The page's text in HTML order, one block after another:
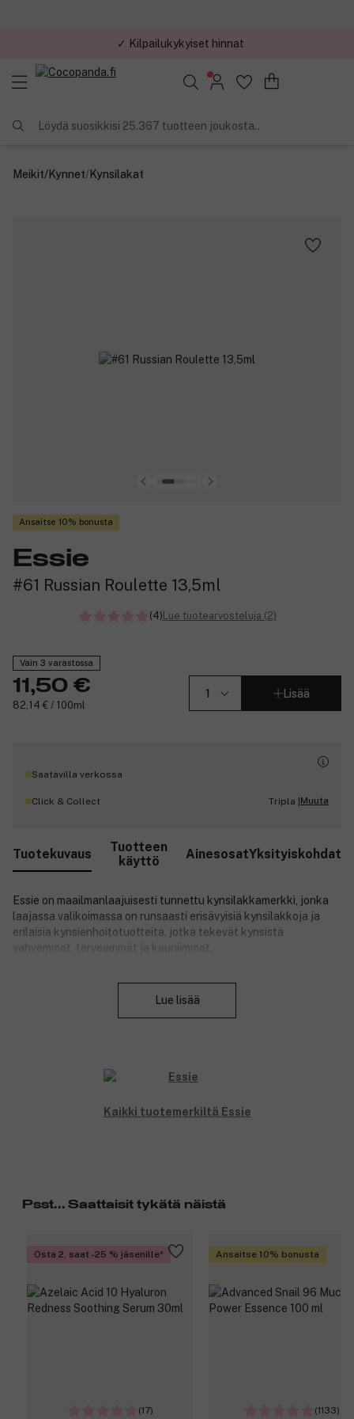
✓ Kilpailukykyiset hinnat
Löydä suosikkisi 25.367 tuotteen joukosta..
Meikit/Kynnet/Kynsilakat
Ansaitse 10% bonusta
Essie
#61 Russian Roulette 13,5ml
(4)Lue tuotearvosteluja (2)
Vain 3 varastossa
11,50 €
82,14 € / 100ml
Lisää
Saatavilla verkossa
Click & Collect Tripla |Muuta
Tuotekuvaus
Tuotteen
käyttö
AinesosatYksityiskohdat
Essie on maailmanlaajuisesti tunnettu kynsilakkamerkki, jonka
laajassa valikoimassa on runsaasti erisävyisiä kynsilakkoja ja
erilaisia kynsienhoitotuotteita, jotka tekevät kynsistä
vahvemmat, terveemmät ja kauniimmat.
Lue lisää
Kaikki tuotemerkiltä Essie
Psst... Saattaisit tykätä näistä
Osta 2, saat -25 % jäsenille
(17)
Ansaitse 10% bonusta
(1133)